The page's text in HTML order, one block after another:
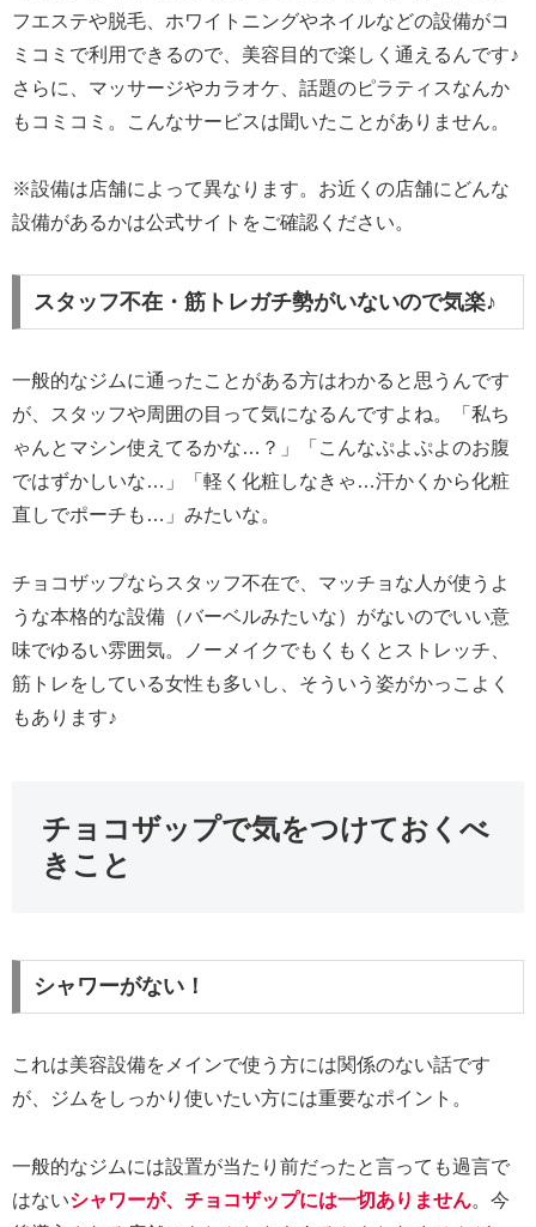
フエステや脱毛、ホワイトニングやネイルなどの設備がコ
ミコミで利用できるので、美容目的で楽しく通えるんです♪
さらに、マッサージやカラオケ、話題のピラティスなんか
もコミコミ。こんなサービスは聞いたことがありません。
※設備は店舗によって異なります。お近くの店舗にどんな
設備があるかは公式サイトをご確認ください。
スタッフ不在・筋トレガチ勢がいないので気楽♪
一般的なジムに通ったことがある方はわかると思うんです
が、スタッフや周囲の目って気になるんですよね。「私ち
ゃんとマシン使えてるかな…？」「こんなぷよぷよのお腹
ではずかしいな…」「軽く化粧しなきゃ…汗かくから化粧
直しでポーチも…」みたいな。
チョコザップならスタッフ不在で、マッチョな人が使うよ
うな本格的な設備（バーベルみたいな）がないのでいい意
味でゆるい雰囲気。ノーメイクでもくもくとストレッチ、
筋トレをしている女性も多いし、そういう姿がかっこよく
もあります♪
チョコザップで気をつけておくべ
きこと
シャワーがない！
これは美容設備をメインで使う方には関係のない話です
が、ジムをしっかり使いたい方には重要なポイント。
一般的なジムには設置が当たり前だったと言っても過言で
はないシャワーが、チョコザップには一切ありません。今